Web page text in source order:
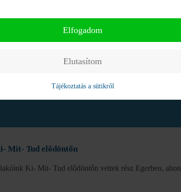
Mit- Tud elődöntőn
Ki- Mit- Tud elődöntőn vettek rész Egerben,
Elfogadom
Elutasítom
Tájékoztatás a sütikről